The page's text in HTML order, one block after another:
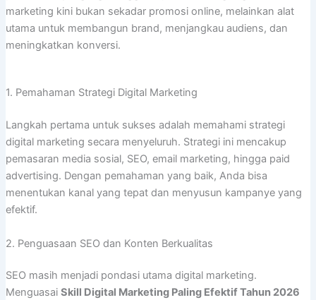
marketing kini bukan sekadar promosi online, melainkan alat
utama untuk membangun brand, menjangkau audiens, dan
meningkatkan konversi.
1. Pemahaman Strategi Digital Marketing
Langkah pertama untuk sukses adalah memahami strategi
digital marketing secara menyeluruh. Strategi ini mencakup
pemasaran media sosial, SEO, email marketing, hingga paid
advertising. Dengan pemahaman yang baik, Anda bisa
menentukan kanal yang tepat dan menyusun kampanye yang
efektif.
2. Penguasaan SEO dan Konten Berkualitas
SEO masih menjadi pondasi utama digital marketing.
Menguasai Skill Digital Marketing Paling Efektif Tahun 2026